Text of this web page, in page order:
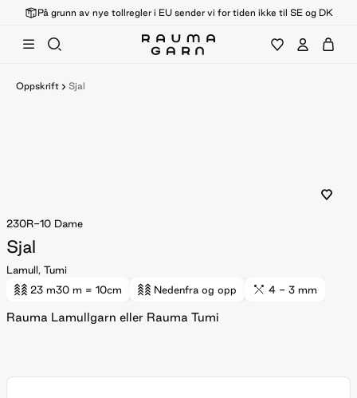
På grunn av nye tollregler i EU sender vi for tiden ikke til SE og DK
Oppskrift Sjal
230R-10 Dame
Sjal
Lamull, Tumi
23 m30 m = 10cm Nedenfra og opp 4 - 3 mm
Rauma Lamullgarn eller Rauma Tumi